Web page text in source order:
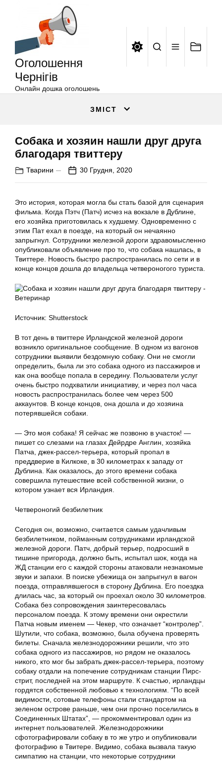
Оголошення
Чернігів
Онлайн дошка оголошень
ЗМІСТ
Собака и хозяин нашли друг друга
благодаря твиттеру
Тварини 30 Грудня, 2020
Это история, которая могла бы стать базой для сценария
фильма. Когда Пэтч (Патч) исчез на вокзале в Дублине,
его хозяйка приготовилась к худшему. Одновременно с
этим Пат ехал в поезде, на который он нечаянно
запрыгнул. Сотрудники железной дороги здравомысленно
опубликовали объявление про то, что собака нашлась, в
Твиттере. Новость быстро распространилась по сети и в
конце концов дошла до владельца четвероногого туриста.
Источник: Shutterstock
В тот день в твиттере Ирландской железной дороги
возникло оригинальное сообщение. В одном из вагонов
сотрудники выявили бездомную собаку. Они не смогли
определить, была ли это собака одного из пассажиров и
как она вообще попала в середину. Пользователи услуг
очень быстро подхватили инициативу, и через пол часа
новость распространилась более чем через 500
аккаунтов. В конце концов, она дошла и до хозяина
потерявшейся собаки.
— Это моя собака! Я сейчас же позвоню в участок! —
пишет со слезами на глазах Дейрдре Англин, хозяйка
Патча, джек-рассел-терьера, который пропал в
преддверие в Килкоке, в 30 километрах к западу от
Дублина. Как оказалось, до этого времени собака
совершила путешествие всей собственной жизни, о
котором узнает вся Ирландия.
Четвероногий безбилетник
Сегодня он, возможно, считается самым удачливым
безбилетником, пойманным сотрудниками ирландской
железной дороги. Патч, добрый терьер, подросший в
тишине пригорода, должно быть, испытал шок, когда на
ЖД станции его с каждой стороны атаковали незнакомые
звуки и запахи. В поиске убежища он запрыгнул в вагон
поезда, отправлявшегося в сторону Дублина. Его поездка
длилась час, за который он проехал около 30 километров.
Собака без сопровождения заинтересовалась
персоналом поезда. К этому времени они окрестили
Патча новым именем — Чекер, что означает “контролер”.
Шутили, что собака, возможно, была обучена проверять
билеты. Сначала железнодорожники решили, что это
собака одного из пассажиров, но рядом не оказалось
никого, кто мог бы забрать джек-рассел-терьера, поэтому
собаку отдали на попечение сотрудникам станции Пирс-
стрит, последней на этом маршруте. К счастью, ирландцы
гордятся собственной любовью к технологиям. “По всей
видимости, сотовые телефоны стали стандартом на
зеленом острове раньше, чем они прочно поселились в
Соединенных Штатах”, — прокомментировал один из
интернет пользователей. Железнодорожники
сфотографировали собаку в то же утро и опубликовали
фотографию в Твитере. Видимо, собака вызвала такую
симпатию на станции, что некоторые сотрудники